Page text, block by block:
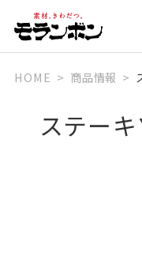
HOME 商品情報
ステー